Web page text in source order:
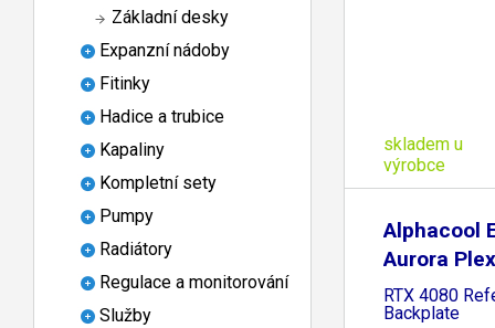
Základní desky
Expanzní nádoby
Fitinky
Hadice a trubice
Kapaliny
Kompletní sety
Pumpy
Radiátory
Regulace a monitorování
Služby
skladem u
výrobce
Alphacool
Aurora
RTX 4080
Backplate